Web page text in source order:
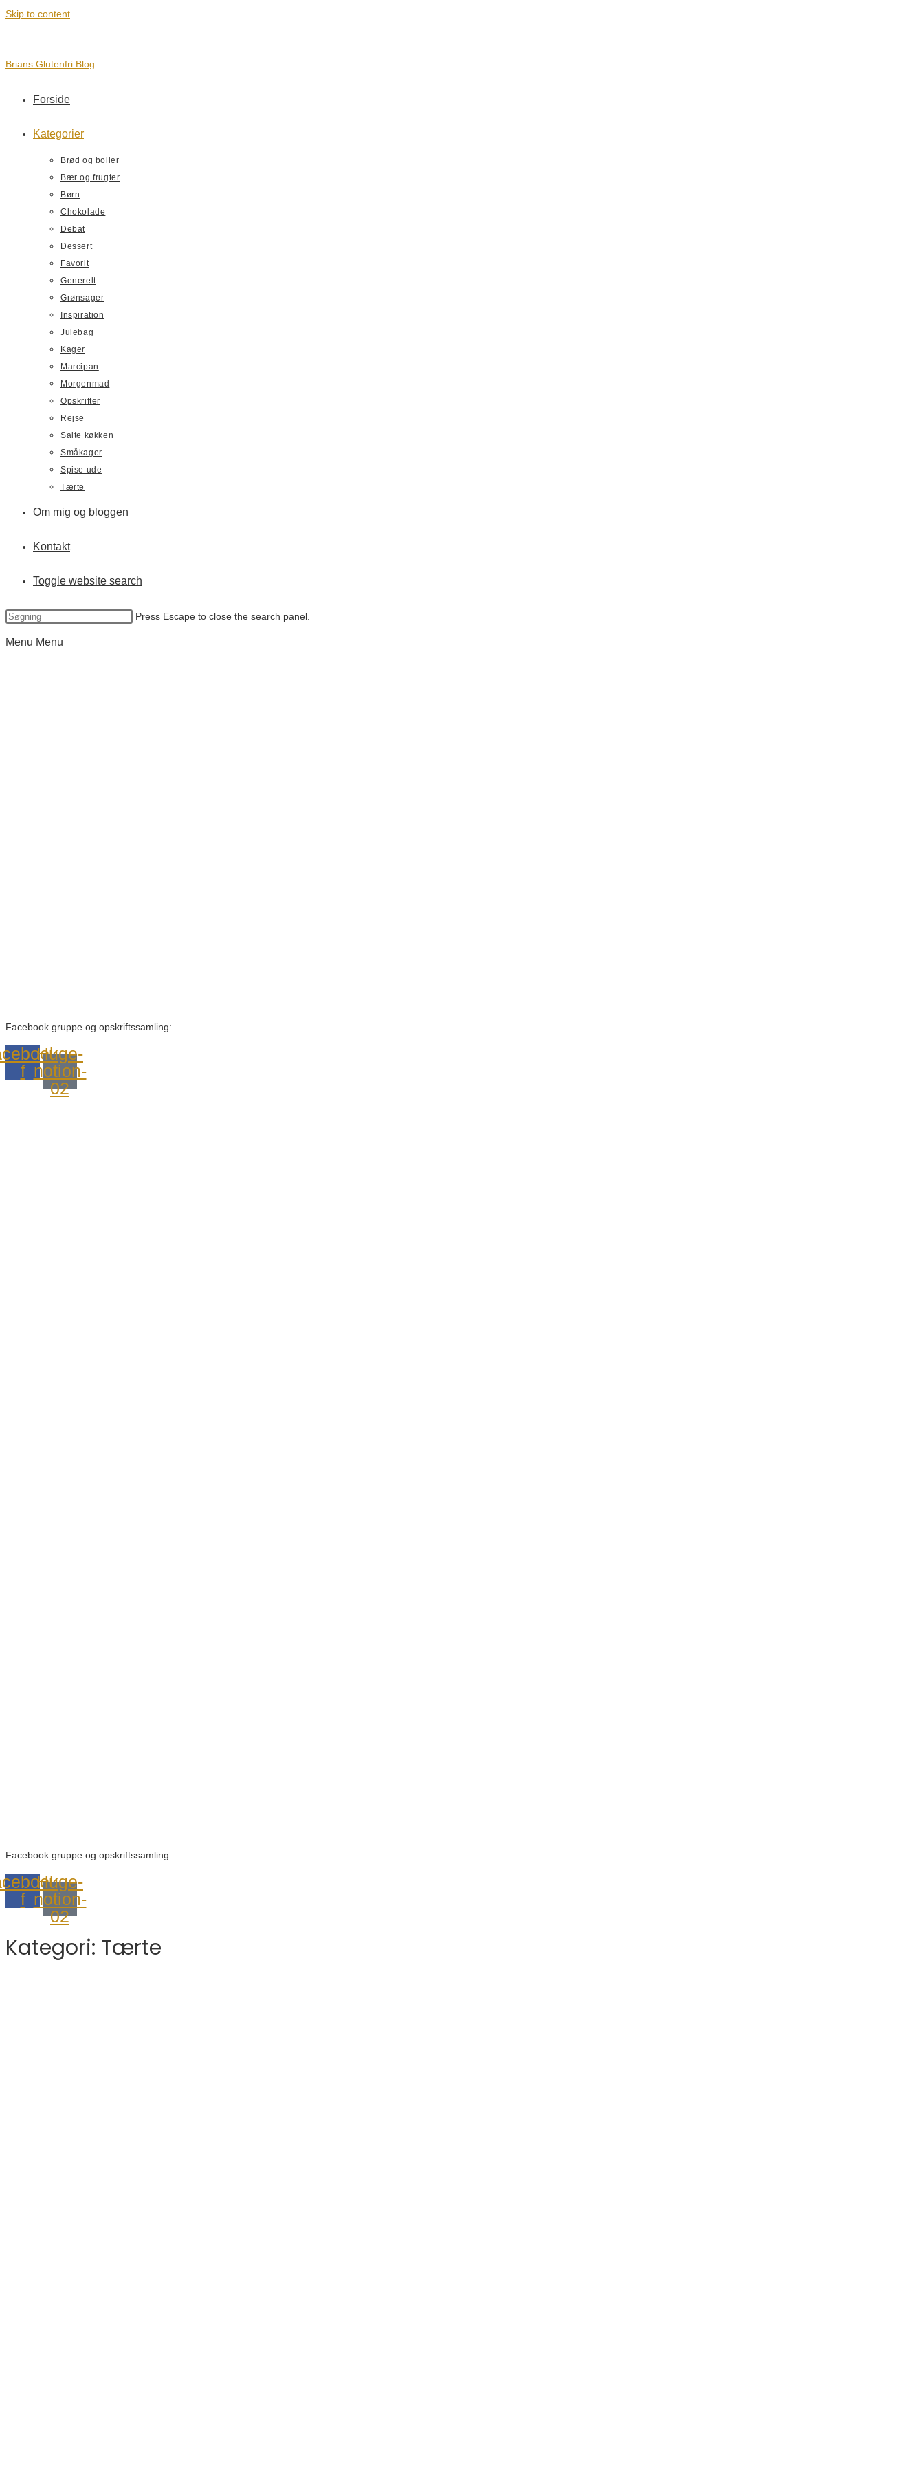
Skip to content
Brians Glutenfri Blog
Forside
Kategorier
Brød og boller
Bær og frugter
Børn
Chokolade
Debat
Dessert
Favorit
Generelt
Grønsager
Inspiration
Julebag
Kager
Marcipan
Morgenmad
Opskrifter
Rejse
Salte køkken
Småkager
Spise ude
Tærte
Om mig og bloggen
Kontakt
Toggle website search
Press Escape to close the search panel.
Menu Menu
Facebook gruppe og opskriftssamling:
f
Huge-
notion-
02
Facebook gruppe og opskriftssamling:
f
Huge-
notion-
02
Kategori: Tærte